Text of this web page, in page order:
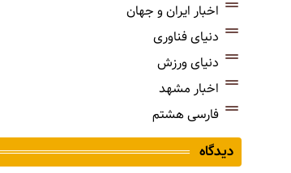
اخبار ایران و جهان
دنیای فناوری
دنیای ورزش
اخبار مشهد
فارسی هشتم
دیدگاه